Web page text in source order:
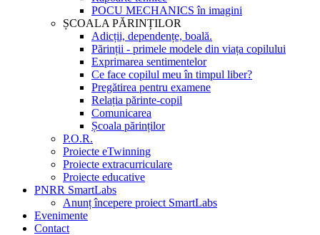
POCU MECHANICS în imagini
ȘCOALA PĂRINȚILOR
Adicții, dependențe, boală.
Părinții - primele modele din viața copilului
Exprimarea sentimentelor
Ce face copilul meu în timpul liber?
Pregătirea pentru examene
Relația părinte-copil
Comunicarea
Școala părinților
P.O.R.
Proiecte eTwinning
Proiecte extracurriculare
Proiecte educative
PNRR SmartLabs
Anunț începere proiect SmartLabs
Evenimente
Contact